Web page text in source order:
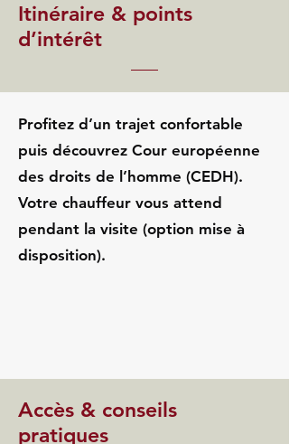
Itinéraire & points
d’intérêt
Profitez d’un trajet confortable
puis découvrez Cour européenne
des droits de l’homme (CEDH).
Votre chauffeur vous attend
pendant la visite (option mise à
disposition).
Accès & conseils
pratiques